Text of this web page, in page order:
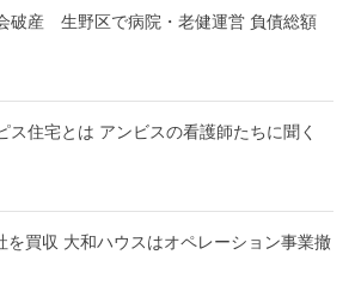
破産 生野区で病院・老健運営 負債総額
ス住宅とは アンビスの看護師たちに聞く
を買収 大和ハウスはオペレーション事業撤